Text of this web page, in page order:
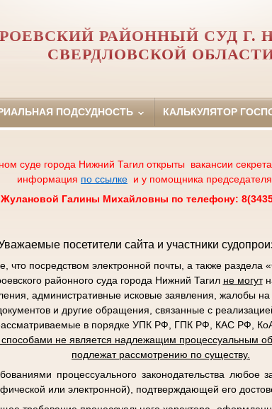
РАЙОННЫЙ СУД Г.
СВЕРДЛОВСКОЙ
ПОДСУДНОСТЬ КАЛЬКУЛЯТОР
суде города Нижний Тагил открыты вакансии
информация по ссылке и у помощника
Жулановой Галины Михайловны по телефону:
посетители сайта и участники
посредством электронной почты, а также раздела
районного суда города Нижний Тагил не могут
административные исковые заявления, жалобы
и другие обращения, связанные с
рассматриваемые в порядке УПК РФ, ГПК РФ, КАС РФ,
способами не является надлежащим процессуальным
подлежат рассмотрению по существу.
процессуального законодательства любое
или электронной), подтверждающей его